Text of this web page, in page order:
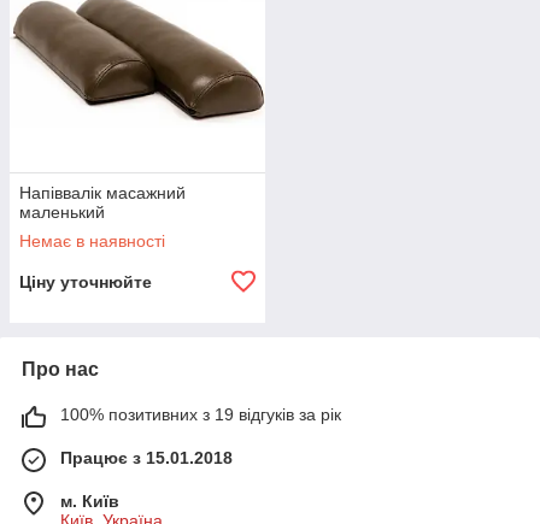
Напіввалік масажний
маленький
Немає в наявності
Ціну уточнюйте
Про нас
100% позитивних з 19 відгуків за рік
Працює з 15.01.2018
м. Київ